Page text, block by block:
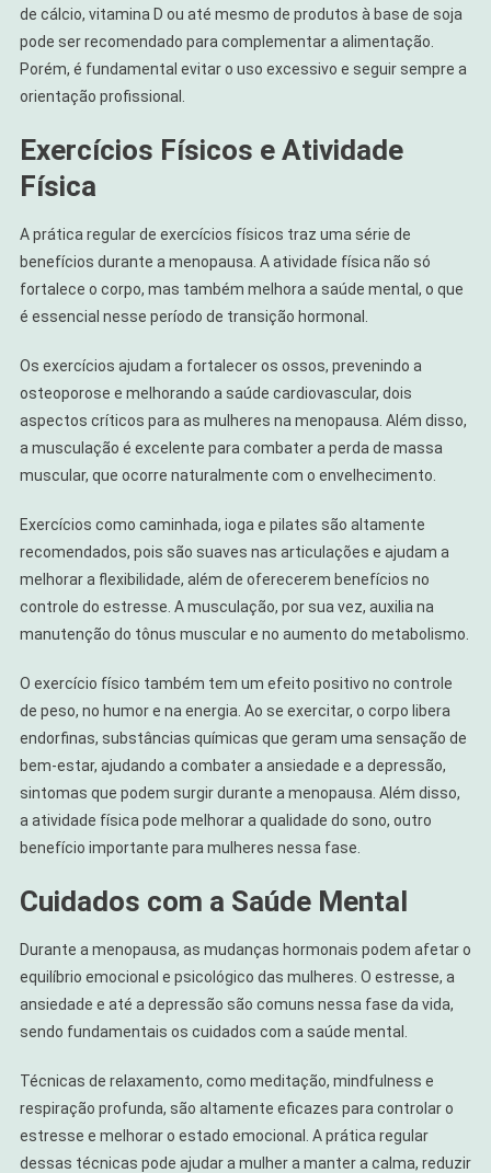
de cálcio, vitamina D ou até mesmo de produtos à base de soja
pode ser recomendado para complementar a alimentação.
Porém, é fundamental evitar o uso excessivo e seguir sempre a
orientação profissional.
Exercícios Físicos e Atividade
Física
A prática regular de exercícios físicos traz uma série de
benefícios durante a menopausa. A atividade física não só
fortalece o corpo, mas também melhora a saúde mental, o que
é essencial nesse período de transição hormonal.
Os exercícios ajudam a fortalecer os ossos, prevenindo a
osteoporose e melhorando a saúde cardiovascular, dois
aspectos críticos para as mulheres na menopausa. Além disso,
a musculação é excelente para combater a perda de massa
muscular, que ocorre naturalmente com o envelhecimento.
Exercícios como caminhada, ioga e pilates são altamente
recomendados, pois são suaves nas articulações e ajudam a
melhorar a flexibilidade, além de oferecerem benefícios no
controle do estresse. A musculação, por sua vez, auxilia na
manutenção do tônus muscular e no aumento do metabolismo.
O exercício físico também tem um efeito positivo no controle
de peso, no humor e na energia. Ao se exercitar, o corpo libera
endorfinas, substâncias químicas que geram uma sensação de
bem-estar, ajudando a combater a ansiedade e a depressão,
sintomas que podem surgir durante a menopausa. Além disso,
a atividade física pode melhorar a qualidade do sono, outro
benefício importante para mulheres nessa fase.
Cuidados com a Saúde Mental
Durante a menopausa, as mudanças hormonais podem afetar o
equilíbrio emocional e psicológico das mulheres. O estresse, a
ansiedade e até a depressão são comuns nessa fase da vida,
sendo fundamentais os cuidados com a saúde mental.
Técnicas de relaxamento, como meditação, mindfulness e
respiração profunda, são altamente eficazes para controlar o
estresse e melhorar o estado emocional. A prática regular
dessas técnicas pode ajudar a mulher a manter a calma, reduzir